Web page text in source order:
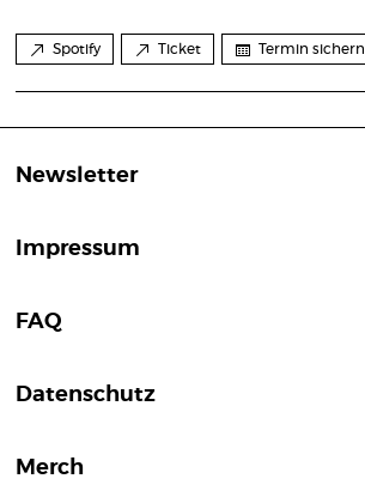
Spotify Ticket Termin sichern
Newsletter
Impressum
FAQ
Datenschutz
Merch